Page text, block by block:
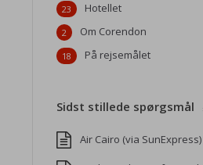
Hotellet
23
Om Corendon
2
På rejsemålet
18
Sidst stillede spørgsmål
Air Cairo (via SunExpress)